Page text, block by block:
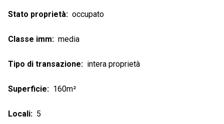
Stato proprietà occupato
Classe imm media
Tipo di transazione intera proprietà
Superficie 160m²
Locali 5